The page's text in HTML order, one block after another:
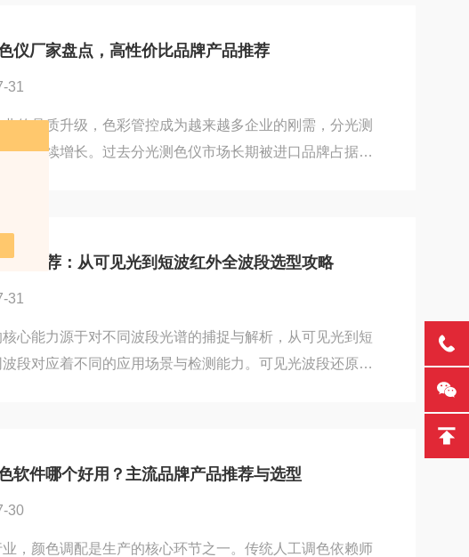
。三刺激值色差仪结构相对简单，通过红、绿、蓝三个滤
视觉，直接读取色差值，适合现场快速抽检和入门级质检场
则通过光栅分光，测量...
仪厂家盘点，高性价比品牌产品推荐
31
的品质升级，色彩管控成为越来越多企业的刚需，分光测
也持续增长。过去分光测色仪市场长期被进口品牌占据，
后不便，让很多中小企业望而却步。近年来，国产分光测色
比选择。本文将盘点国内主流的分光测色仪厂家，分析其
场景，为追求高性价比的用户提供选型参考。一、国产分
发展现状经过多年的技术积累，国产分光测色仪在核心器
算法校准上都取得了长...
品推荐：从可见光到短波红外全波段选型攻略
31
心能力源于对不同波段光谱的捕捉与解析，从可见光到短
段对应着不同的应用场景与检测能力。可见光波段还原人
-近红外、短波红外三大波段分类，推荐适配不同场景的高
，为用户提供全波段选型参考。一、可见光波段（400-
色彩与表面缺...
软件哪个好用？主流品牌产品推荐与选型
30
，颜色调配是生产的核心环节之一。传统人工调色依赖师